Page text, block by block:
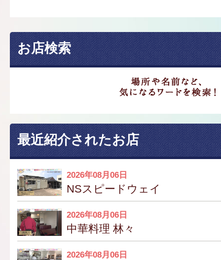
お店検索
最近紹介されたお店
2026年08月06日
NSスピードウェイ
2026年08月06日
中華料理 林々
2026年08月06日